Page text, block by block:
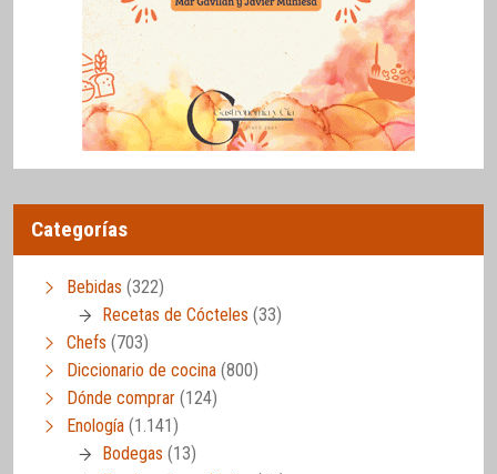
Categorías
Bebidas (322)
Recetas de Cócteles (33)
Chefs (703)
Diccionario de cocina (800)
Dónde comprar (124)
Enología (1.141)
Bodegas (13)